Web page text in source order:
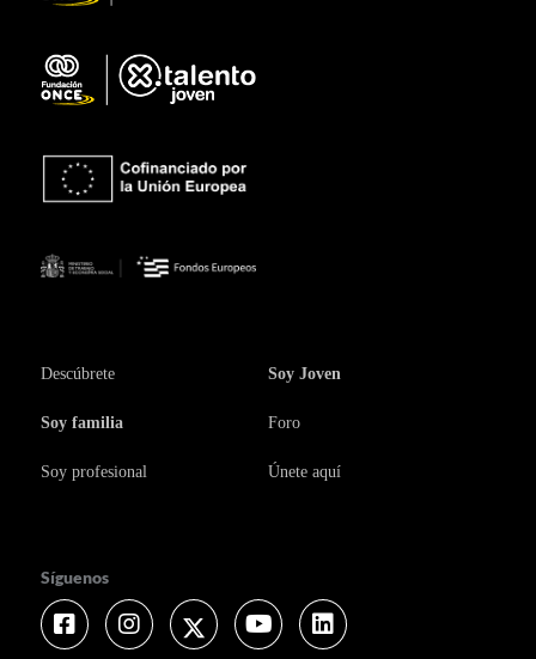
Descúbrete Soy Joven
Soy familia Foro
Soy profesional Únete aquí
Síguenos
Facebook Instagram Twitter Youtube